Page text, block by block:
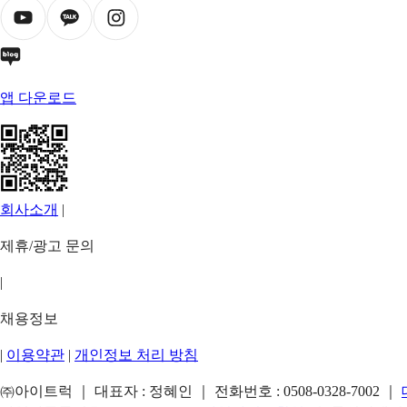
앱 다운로드
회사소개 |
제휴/광고 문의
|
채용정보
| 이용약관 | 개인정보 처리 방침
㈜아이트럭 ｜ 대표자 : 정혜인 ｜ 전화번호 : 0508-0328-7002